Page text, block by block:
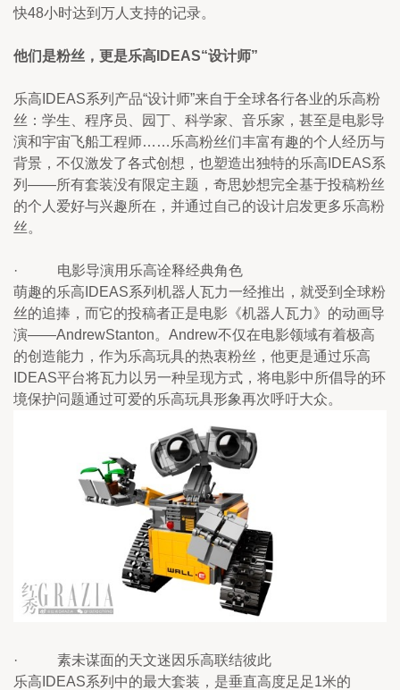
快48小时达到万人支持的记录。
他们是粉丝，更是乐高IDEAS“设计师”
乐高IDEAS系列产品“设计师”来自于全球各行各业的乐高粉
丝：学生、程序员、园丁、科学家、音乐家，甚至是电影导
演和宇宙飞船工程师……乐高粉丝们丰富有趣的个人经历与
背景，不仅激发了各式创想，也塑造出独特的乐高IDEAS系
列——所有套装没有限定主题，奇思妙想完全基于投稿粉丝
的个人爱好与兴趣所在，并通过自己的设计启发更多乐高粉
丝。
·           电影导演用乐高诠释经典角色
萌趣的乐高IDEAS系列机器人瓦力一经推出，就受到全球粉
丝的追捧，而它的投稿者正是电影《机器人瓦力》的动画导
演——AndrewStanton。Andrew不仅在电影领域有着极高
的创造能力，作为乐高玩具的热衷粉丝，他更是通过乐高
IDEAS平台将瓦力以另一种呈现方式，将电影中所倡导的环
境保护问题通过可爱的乐高玩具形象再次呼吁大众。
·           素未谋面的天文迷因乐高联结彼此
乐高IDEAS系列中的最大套装，是垂直高度足足1米的